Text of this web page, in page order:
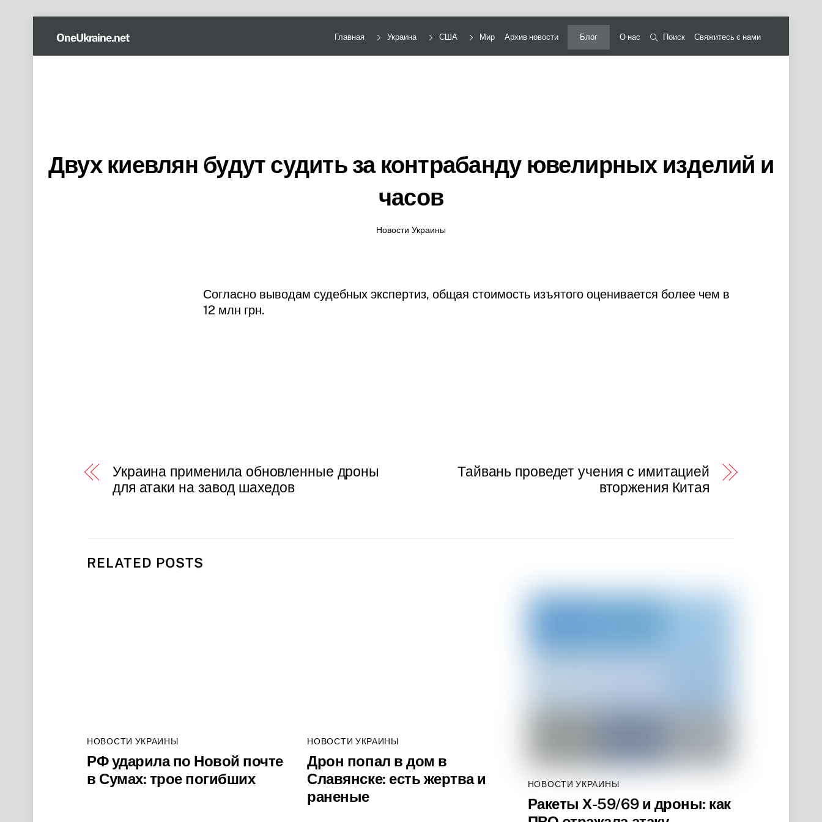
content
OneUkraine.net Главная Украина США Мир Архив новости Блог О нас Поиск Свяжитесь с нами
Двух киевлян будут судить за контрабанду ювелирных изделий и
часов
Новости Украины
Согласно выводам судебных экспертиз, общая стоимость изъятого оценивается более чем в
12 млн грн.
Украина применила обновленные дроны
для атаки на завод шахедов
Тайвань проведет учения с имитацией
вторжения Китая
RELATED POSTS
НОВОСТИ УКРАИНЫ
РФ ударила по Новой почте
в Сумах: трое погибших
НОВОСТИ УКРАИНЫ
Дрон попал в дом в
Славянске: есть жертва и
раненые
НОВОСТИ УКРАИНЫ
Ракеты Х-59/69 и дроны: как